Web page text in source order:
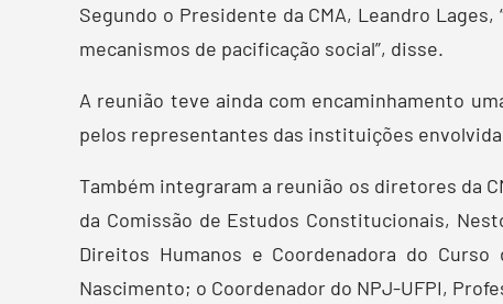
Segundo o Presidente da CMA, Leandro
mecanismos de pacificação social”, disse.
A reunião teve ainda com encaminhamento
pelos representantes das instituições
Também integraram a reunião os diretores da
da Comissão de Estudos Constitucionais,
Direitos Humanos e Coordenadora do
Nascimento; o Coordenador do NPJ-UFPI,